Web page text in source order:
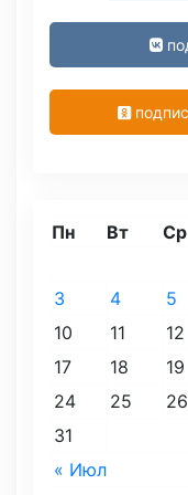
Пн Вт Ср
« Июл
3
4 5
10
11 12
17
18 19
24
25 26
31